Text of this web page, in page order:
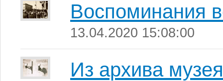
Воспоминания
13.04.2020 15:08:00
Из архива музея